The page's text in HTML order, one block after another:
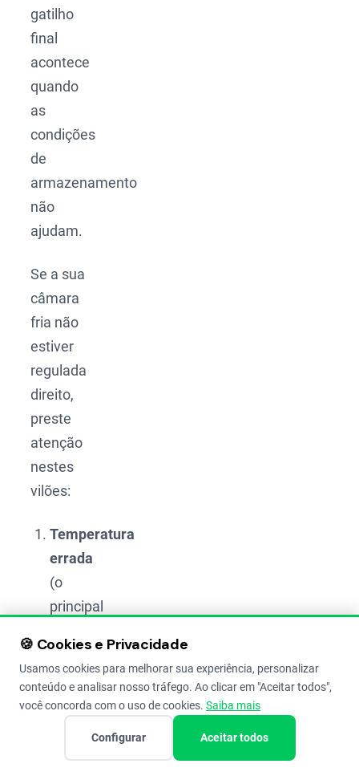
gatilho
final
acontece
quando
as
condições
de
armazenamento
não
ajudam.
Se a sua
câmara
fria não
estiver
regulada
direito,
preste
atenção
nestes
vilões:
Temperatura
errada
(o
principal
Umidade
relativa
descontrolada;
Concentração
de
🍪 Cookies e Privacidade
Usamos cookies para melhorar sua experiência, personalizar
conteúdo e analisar nosso tráfego. Ao clicar em "Aceitar todos",
você concorda com o uso de cookies. Saiba mais
Configurar Aceitar todos